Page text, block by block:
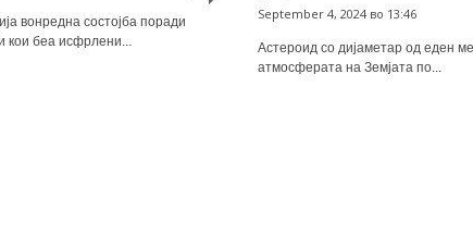
вонредна состојба поради
кои беа исфрлени...
September 4, 2024 во 13:46
Астероид со дијаметар од еден
атмосферата на Земјата по...